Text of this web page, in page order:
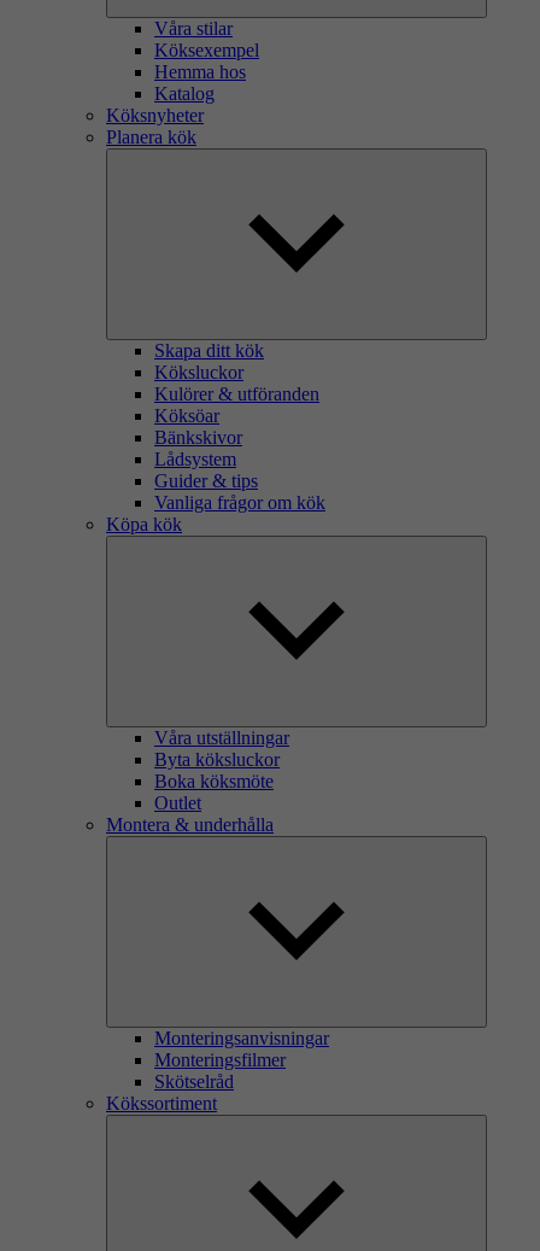
Våra stilar
Köksexempel
Hemma hos
Katalog
Köksnyheter
Planera kök
Skapa ditt kök
Köksluckor
Kulörer & utföranden
Köksöar
Bänkskivor
Lådsystem
Guider & tips
Vanliga frågor om kök
Köpa kök
Våra utställningar
Byta köksluckor
Boka köksmöte
Outlet
Montera & underhålla
Monteringsanvisningar
Monteringsfilmer
Skötselråd
Kökssortiment